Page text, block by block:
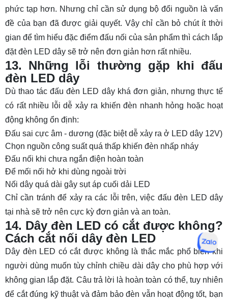
phức tạp hơn. Nhưng chỉ cần sử dụng bộ đổi nguồn là vấn
đề của bạn đã được giải quyết. Vậy chỉ cần bỏ chút ít thời
gian để tìm hiểu đặc điểm đấu nối của sản phẩm thì cách lắp
đặt đèn LED dây sẽ trở nên đơn giản hơn rất nhiều.
13. Những lỗi thường gặp khi đấu
đèn LED dây
Dù thao tác đấu đèn LED dây khá đơn giản, nhưng thực tế
có rất nhiều lỗi dễ xảy ra khiến đèn nhanh hỏng hoặc hoạt
động không ổn định:
Đấu sai cực âm - dương (đặc biệt dễ xảy ra ở LED dây 12V)
Chọn nguồn công suất quá thấp khiến đèn nhấp nháy
Đấu nối khi chưa ngắn điện hoàn toàn
Để mối nối hở khi dùng ngoài trời
Nối dây quá dài gây sụt áp cuối dải LED
Chỉ cần tránh để xảy ra các lỗi trên, việc đấu đèn LED dây
tại nhà sẽ trở nên cực kỳ đơn giản và an toàn.
14. Dây đèn LED có cắt được không?
Cách cắt nối dây đèn LED
Dây đèn LED có cắt được không là thắc mắc phổ biến khi
người dùng muốn tùy chỉnh chiều dài dây cho phù hợp với
không gian lắp đặt. Câu trả lời là hoàn toàn có thể, tuy nhiên
để cắt đúng kỹ thuật và đảm bảo đèn vẫn hoạt động tốt, bạn